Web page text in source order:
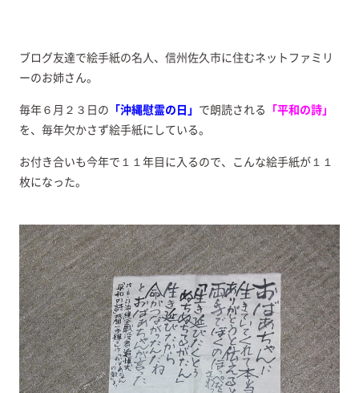
ブログ友達で絵手紙の名人、信州佐久市に住むネットファミリ
ーのお姉さん。
毎年６月２３日の 「沖縄慰霊の日」 で朗読される
「平和の詩」
を、毎年欠かさず絵手紙にしている。
お付き合いも今年で１１年目に入るので、こんな絵手紙が１１
枚になった。